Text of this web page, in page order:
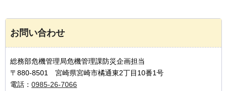
お問い合わせ
総務部危機管理局危機管理課防災企画担当
〒880-8501 宮崎県宮崎市橘通東2丁目10番1号
電話： 0985-26-7066